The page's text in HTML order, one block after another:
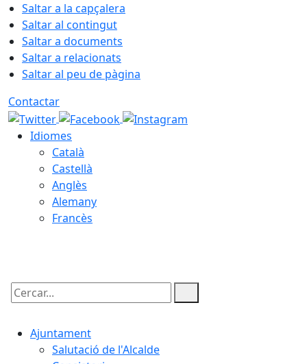
Saltar a la capçalera
Saltar al contingut
Saltar a documents
Saltar a relacionats
Saltar al peu de pàgina
Contactar
Idiomes
Català
Castellà
Anglès
Alemany
Francès
Cercar:
Ajuntament
Salutació de l'Alcalde